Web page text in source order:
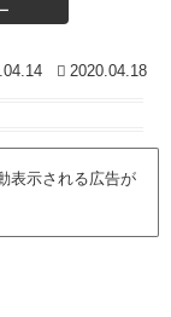
2020.04.18
表示される広告が